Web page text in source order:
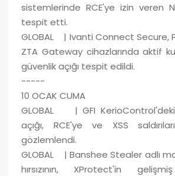
sistemlerinde RCE'ye izin veren
tespit etti.
GLOBAL | Ivanti Connect Secure,
ZTA Gateway cihazlarında aktif
güvenlik açığı tespit edildi.
-----
10 OCAK CUMA
GLOBAL | GFI KerioControl'deki
açığı, RCE'ye ve XSS
gözlemlendi.
GLOBAL | Banshee Stealer adlı
hırsızının, XProtect'in